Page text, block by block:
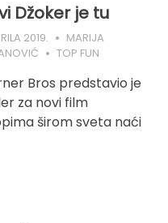
Džoker je tu
2019.
MARIJA
TOP FUN
Bros predstavio je
za novi film
širom sveta naći